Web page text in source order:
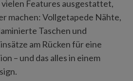
Features ausgestattet,
machen: Vollgetapede Nähte,
Taschen und
am Rücken für eine
– und das alles in einem